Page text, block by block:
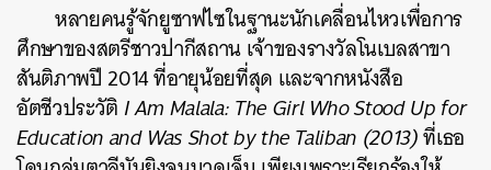
หลายคนรู้จักยูซาฟไซในฐานะนักเคลื่อนไหวเพื่อการ
ศึกษาของสตรีชาวปากีสถาน เจ้าของรางวัลโนเบลสาขา
สันติภาพปี 2014 ที่อายุน้อยที่สุด และจากหนังสือ
อัตชีวประวัติ I Am Malala:The Girl Who Stood Up for
Education and Was Shot by the Taliban (2013)ที่เธอ